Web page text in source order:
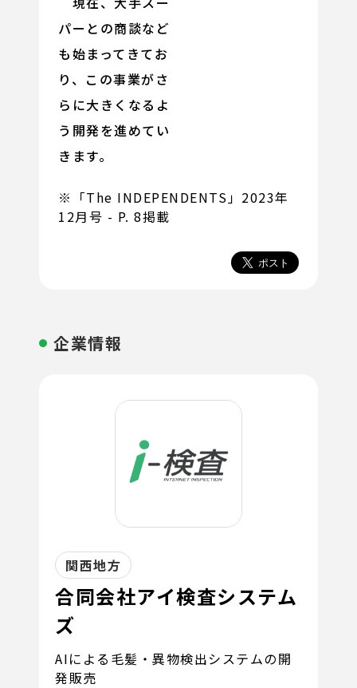
パーとの商談など
も始まってきてお
り、この事業がさ
らに大きくなるよ
う開発を進めてい
きます。
※「The INDEPENDENTS」2023年
12月号 - P. 8掲載
企業情報
関西地方
合同会社アイ検査システム
ズ
AIによる毛髪・異物検出システムの開
発販売